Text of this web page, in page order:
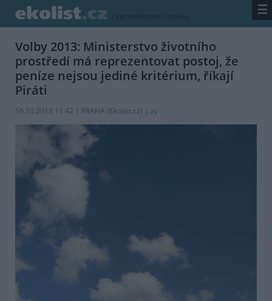
/ zpravodajství / zprávy ☰
Volby 2013: Ministerstvo životního
prostředí má reprezentovat postoj, že
peníze nejsou jediné kritérium, říkají
Piráti
16.10.2013 11:42 | PRAHA (Ekolist.cz) | zv